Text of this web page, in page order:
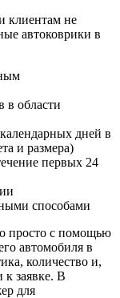
клиентам не
автоковрики в
в области
дней в
и размера)
первых 24
способами
просто с помощью
автомобиля в
количество и,
к заявке. В
для